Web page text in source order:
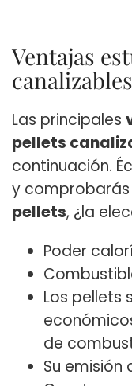
Ventajas
canalizables
Las principales
pellets
continuación.
y comprobarás
pellets, ¿la
Poder
Los pellets
de
Su emisión